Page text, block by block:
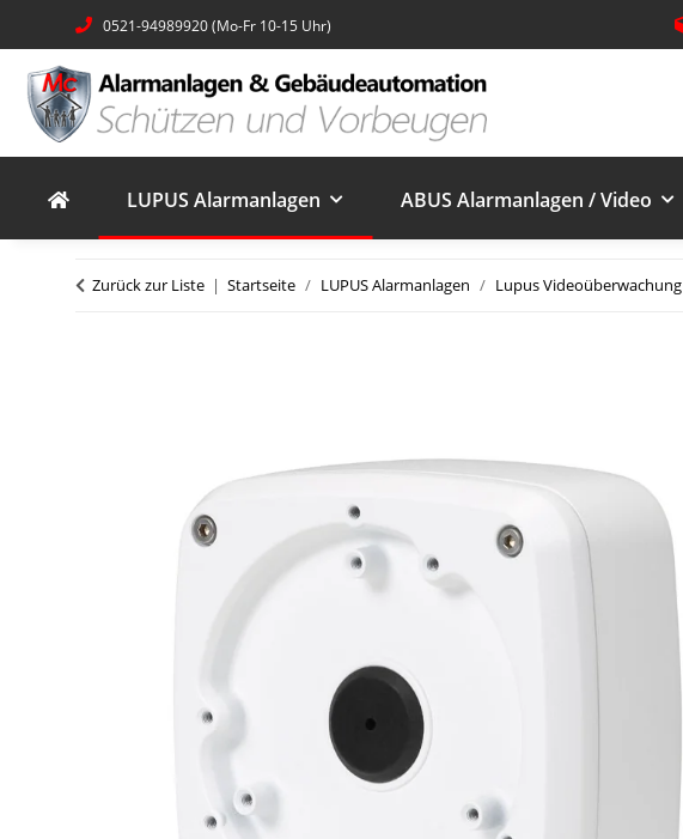
0521-94989920 (Mo-Fr 10-15 Uhr)
LUPUS Alarmanlagen ABUS Alarmanlagen / Video
Zurück zur Liste Startseite LUPUS Alarmanlagen Lupus Videoüberwachung